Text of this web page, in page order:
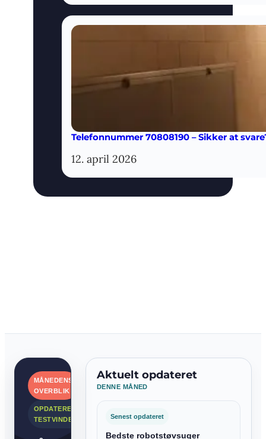
Telefonnummer 70808190 – Sikker at
12. april 2026
MÅNEDENS
OVERBLIK
OPDATEREDE
TESTVINDERE
Aktuelt opdateret
DENNE MÅNED
Senest opdateret
Bedste robotstøvsuger